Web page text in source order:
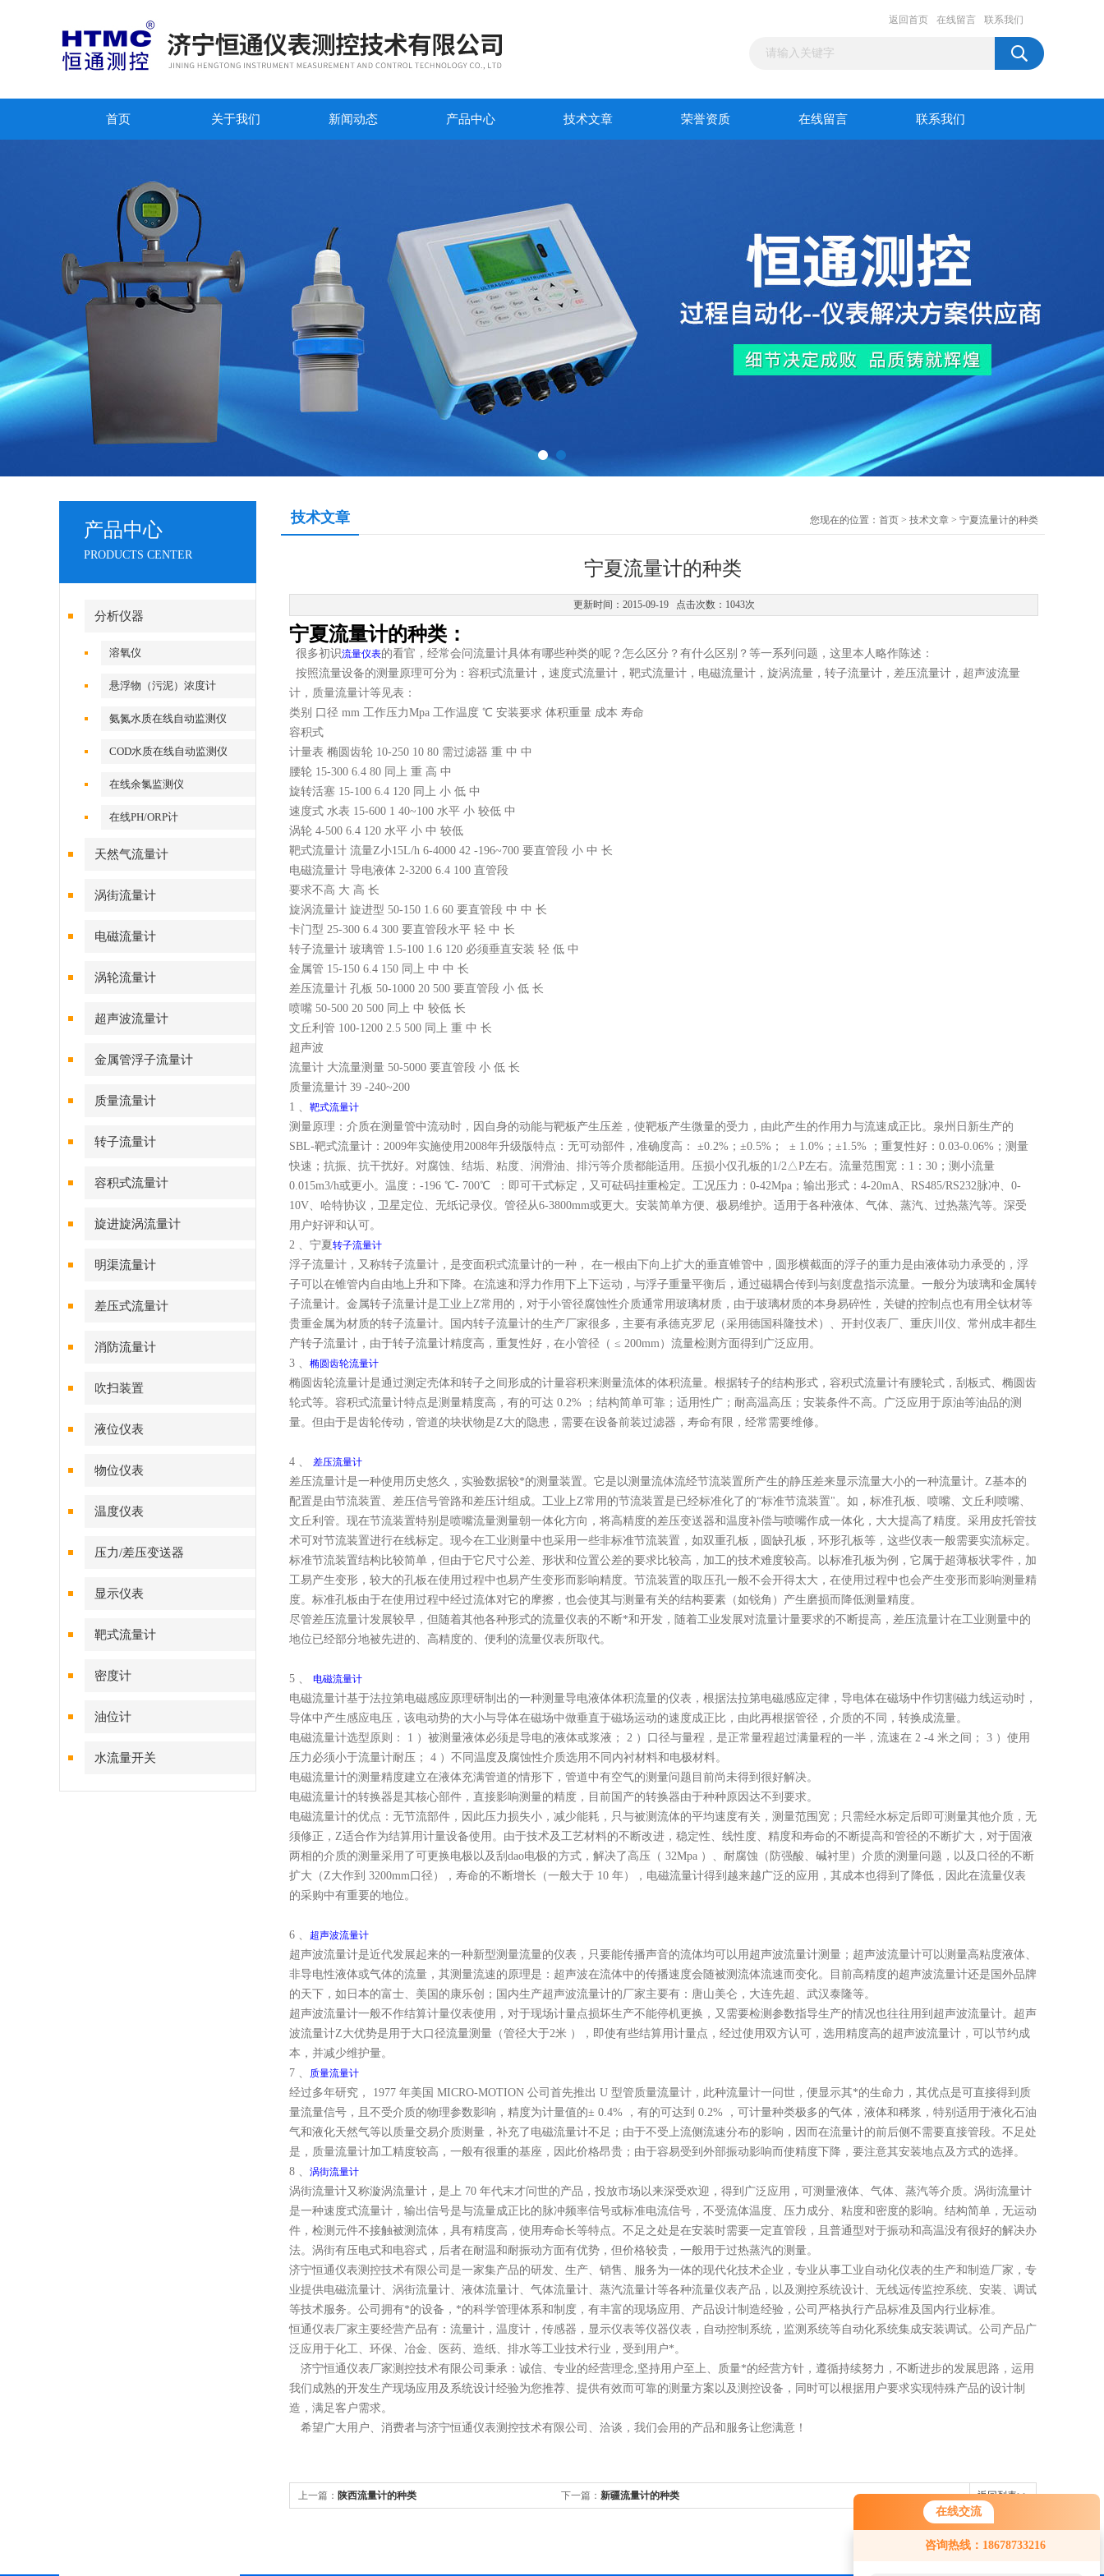
在线交流
咨询热线：18678733216
返回首页 在线留言 联系我们
首页 关于我们 新闻动态 产品中心 技术文章 荣誉资质 在线留言 联系我们
产品中心
PRODUCTS CENTER
分析仪器
溶氧仪
悬浮物（污泥）浓度计
氨氮水质在线自动监测仪
COD水质在线自动监测仪
在线余氯监测仪
在线PH/ORP计
天然气流量计
涡街流量计
电磁流量计
涡轮流量计
超声波流量计
金属管浮子流量计
质量流量计
转子流量计
容积式流量计
旋进旋涡流量计
明渠流量计
差压式流量计
消防流量计
吹扫装置
液位仪表
物位仪表
温度仪表
压力/差压变送器
显示仪表
靶式流量计
密度计
油位计
水流量开关
技术文章 您现在的位置： 首页 > 技术文章 > 宁夏流量计的种类
宁夏流量计的种类
更新时间：2015-09-19 点击次数：1043次
宁夏流量计的种类：
很多初识流量仪表的看官，经常会问流量计具体有哪些种类的呢？怎么区分？有什么区别？等一系列问题，这里本人略作陈述：
按照流量设备的测量原理可分为：容积式流量计，速度式流量计，靶式流量计，电磁流量计，旋涡流量，转子流量计，差压流量计，超声波流量
计，质量流量计等见表：
类别 口径 mm 工作压力Mpa 工作温度 ℃ 安装要求 体积重量 成本 寿命
容积式
计量表 椭圆齿轮 10-250 10 80 需过滤器 重 中 中
腰轮 15-300 6.4 80 同上 重 高 中
旋转活塞 15-100 6.4 120 同上 小 低 中
速度式 水表 15-600 1 40~100 水平 小 较低 中
涡轮 4-500 6.4 120 水平 小 中 较低
靶式流量计 流量Z小15L/h 6-4000 42 -196~700 要直管段 小 中 长
电磁流量计 导电液体 2-3200 6.4 100 直管段
要求不高 大 高 长
旋涡流量计 旋进型 50-150 1.6 60 要直管段 中 中 长
卡门型 25-300 6.4 300 要直管段水平 轻 中 长
转子流量计 玻璃管 1.5-100 1.6 120 必须垂直安装 轻 低 中
金属管 15-150 6.4 150 同上 中 中 长
差压流量计 孔板 50-1000 20 500 要直管段 小 低 长
喷嘴 50-500 20 500 同上 中 较低 长
文丘利管 100-1200 2.5 500 同上 重 中 长
超声波
流量计 大流量测量 50-5000 要直管段 小 低 长
质量流量计 39 -240~200
1 、 靶式流量计
测量原理：介质在测量管中流动时，因自身的动能与靶板产生压差，使靶板产生微量的受力，由此产生的作用力与流速成正比。泉州日新生产的
SBL-靶式流量计：2009年实施使用2008年升级版特点：无可动部件，准确度高： ±0.2%；±0.5%； ± 1.0%；±1.5% ；重复性好：0.03-0.06%；测量
快速；抗振、抗干扰好。对腐蚀、结垢、粘度、润滑油、排污等介质都能适用。压损小仅孔板的1/2△P左右。流量范围宽：1：30；测小流量
0.015m3/h或更小。温度：-196 ℃- 700℃ ：即可干式标定，又可砝码挂重检定。工况压力：0-42Mpa；输出形式：4-20mA、RS485/RS232脉冲、0-
10V、哈特协议，卫星定位、无纸记录仪。管径从6-3800mm或更大。安装简单方便、极易维护。适用于各种液体、气体、蒸汽、过热蒸汽等。深受
用户好评和认可。
2 、宁夏转子流量计
浮子流量计，又称转子流量计，是变面积式流量计的一种， 在一根由下向上扩大的垂直锥管中，圆形横截面的浮子的重力是由液体动力承受的，浮
子可以在锥管内自由地上升和下降。在流速和浮力作用下上下运动，与浮子重量平衡后，通过磁耦合传到与刻度盘指示流量。一般分为玻璃和金属转
子流量计。金属转子流量计是工业上Z常用的，对于小管径腐蚀性介质通常用玻璃材质，由于玻璃材质的本身易碎性，关键的控制点也有用全钛材等
贵重金属为材质的转子流量计。国内转子流量计的生产厂家很多，主要有承德克罗尼（采用德国科隆技术）、开封仪表厂、重庆川仪、常州成丰都生
产转子流量计，由于转子流量计精度高，重复性好，在小管径（ ≤ 200mm）流量检测方面得到广泛应用。
3 、 椭圆齿轮流量计
椭圆齿轮流量计是通过测定壳体和转子之间形成的计量容积来测量流体的体积流量。根据转子的结构形式，容积式流量计有腰轮式，刮板式、椭圆齿
轮式等。容积式流量计特点是测量精度高，有的可达 0.2% ；结构简单可靠；适用性广；耐高温高压；安装条件不高。广泛应用于原油等油品的测
量。但由于是齿轮传动，管道的块状物是Z大的隐患，需要在设备前装过滤器，寿命有限，经常需要维修。
4 、 差压流量计
差压流量计是一种使用历史悠久，实验数据较*的测量装置。它是以测量流体流经节流装置所产生的静压差来显示流量大小的一种流量计。Z基本的
配置是由节流装置、差压信号管路和差压计组成。工业上Z常用的节流装置是已经标准化了的“标准节流装置"。如，标准孔板、喷嘴、文丘利喷嘴、
文丘利管。现在节流装置特别是喷嘴流量测量朝一体化方向，将高精度的差压变送器和温度补偿与喷嘴作成一体化，大大提高了精度。采用皮托管技
术可对节流装置进行在线标定。现今在工业测量中也采用一些非标准节流装置，如双重孔板，圆缺孔板，环形孔板等，这些仪表一般需要实流标定。
标准节流装置结构比较简单，但由于它尺寸公差、形状和位置公差的要求比较高，加工的技术难度较高。以标准孔板为例，它属于超薄板状零件，加
工易产生变形，较大的孔板在使用过程中也易产生变形而影响精度。节流装置的取压孔一般不会开得太大，在使用过程中也会产生变形而影响测量精
度。标准孔板由于在使用过程中经过流体对它的摩擦，也会使其与测量有关的结构要素（如锐角）产生磨损而降低测量精度。
尽管差压流量计发展较早，但随着其他各种形式的流量仪表的不断*和开发，随着工业发展对流量计量要求的不断提高，差压流量计在工业测量中的
地位已经部分地被先进的、高精度的、便利的流量仪表所取代。
5 、 电磁流量计
电磁流量计基于法拉第电磁感应原理研制出的一种测量导电液体体积流量的仪表，根据法拉第电磁感应定律，导电体在磁场中作切割磁力线运动时，
导体中产生感应电压，该电动势的大小与导体在磁场中做垂直于磁场运动的速度成正比，由此再根据管径，介质的不同，转换成流量。
电磁流量计选型原则： 1 ）被测量液体必须是导电的液体或浆液； 2 ）口径与量程，是正常量程超过满量程的一半，流速在 2 -4 米之间； 3 ）使用
压力必须小于流量计耐压； 4 ）不同温度及腐蚀性介质选用不同内衬材料和电极材料。
电磁流量计的测量精度建立在液体充满管道的情形下，管道中有空气的测量问题目前尚未得到很好解决。
电磁流量计的转换器是其核心部件，直接影响测量的精度，目前国产的转换器由于种种原因达不到要求。
电磁流量计的优点：无节流部件，因此压力损失小，减少能耗，只与被测流体的平均速度有关，测量范围宽；只需经水标定后即可测量其他介质，无
须修正，Z适合作为结算用计量设备使用。由于技术及工艺材料的不断改进，稳定性、线性度、精度和寿命的不断提高和管径的不断扩大，对于固液
两相的介质的测量采用了可更换电极以及刮 dao电极的方式，解决了高压（ 32Mpa ）、耐腐蚀（防强酸、碱衬里）介质的测量问题，以及口径的不断
扩大（Z大作到 3200mm口径），寿命的不断增长（一般大于 10 年），电磁流量计得到越来越广泛的应用，其成本也得到了降低，因此在流量仪表
的采购中有重要的地位。
6 、 超声波流量计
超声波流量计是近代发展起来的一种新型测量流量的仪表，只要能传播声音的流体均可以用超声波流量计测量；超声波流量计可以测量高粘度液体、
非导电性液体或气体的流量，其测量流速的原理是：超声波在流体中的传播速度会随被测流体流速而变化。目前高精度的超声波流量计还是国外品牌
的天下，如日本的富士、美国的康乐创；国内生产超声波流量计的厂家主要有：唐山美仑，大连先超、武汉泰隆等。
超声波流量计一般不作结算计量仪表使用，对于现场计量点损坏生产不能停机更换，又需要检测参数指导生产的情况也往往用到超声波流量计。超声
波流量计Z大优势是用于大口径流量测量（管径大于2米 ），即使有些结算用计量点，经过使用双方认可，选用精度高的超声波流量计，可以节约成
本，并减少维护量。
7 、
质量流量计
经过多年研究， 1977 年美国 MICRO-MOTION 公司首先推出 U 型管质量流量计，此种流量计一问世，便显示其*的生命力，其优点是可直接得到质
量流量信号，且不受介质的物理参数影响，精度为计量值的± 0.4% ，有的可达到 0.2% ，可计量种类极多的气体，液体和稀浆，特别适用于液化石油
气和液化天然气等以质量交易介质测量，补充了电磁流量计不足；由于不受上流侧流速分布的影响，因而在流量计的前后侧不需要直接管段。不足处
是，质量流量计加工精度较高，一般有很重的基座，因此价格昂贵；由于容易受到外部振动影响而使精度下降，要注意其安装地点及方式的选择。
8 、 涡街流量计
涡街流量计又称漩涡流量计，是上 70 年代末才问世的产品，投放市场以来深受欢迎，得到广泛应用，可测量液体、气体、蒸汽等介质。涡街流量计
是一种速度式流量计，输出信号是与流量成正比的脉冲频率信号或标准电流信号，不受流体温度、压力成分、粘度和密度的影响。结构简单，无运动
件，检测元件不接触被测流体，具有精度高，使用寿命长等特点。不足之处是在安装时需要一定直管段，且普通型对于振动和高温没有很好的解决办
法。涡街有压电式和电容式，后者在耐温和耐振动方面有优势，但价格较贵，一般用于过热蒸汽的测量。
济宁恒通仪表测控技术有限公司是一家集产品的研发、生产、销售、服务为一体的现代化技术企业，专业从事工业自动化仪表的生产和制造厂家 ，专
业提供电磁流量计、涡街流量计、 液体流量计、气体流量计、蒸汽流量计等各种流量仪表产品，以及测控系统设计、无线远传监控系统、安装、调试
等技术服务。公司拥有*的设备，*的科学管理体系和制度，有丰富的现场应用、产品设计制造经验，公司严格执行产品标准及国内行业标准。
恒通仪表厂家主要经营产品有：流量计，温度计，传感器，显示仪表等仪器仪表，自动控制系统，监测系统等自动化系统集成安装调试。公司产品广
泛应用于化工、环保、冶金、医药、造纸、排水等工业技术行业，受到用户*。
济宁恒通仪表厂家测控技术有限公司秉承：诚信、专业的经营理念,坚持用户至上、质量*的经营方针，遵循持续努力，不断进步的发展思路，运用
我们成熟的开发生产现场应用及系统设计经验为您推荐、提供有效而可靠的测量方案以及测控设备，同时可以根据用户要求实现特殊产品的设计制
造，满足客户需求。
希望广大用户、消费者与济宁恒通仪表测控技术有限公司、洽谈，我们会用的产品和服务让您满意！
上一篇： 陕西流量计的种类 下一篇： 新疆流量计的种类 返回列表>>